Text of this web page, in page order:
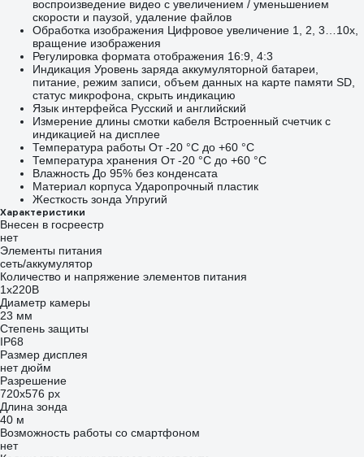
воспроизведение видео с увеличением / уменьшением
скорости и паузой, удаление файлов
Обработка изображения Цифровое увеличение 1, 2, 3…10х,
вращение изображения
Регулировка формата отображения 16:9, 4:3
Индикация Уровень заряда аккумуляторной батареи,
питание, режим записи, объем данных на карте памяти SD,
статус микрофона, скрыть индикацию
Язык интерфейса Русский и английский
Измерение длины смотки кабеля Встроенный счетчик с
индикацией на дисплее
Температура работы От -20 °C до +60 °C
Температура хранения От -20 °C до +60 °C
Влажность До 95% без конденсата
Материал корпуса Ударопрочный пластик
Жесткость зонда Упругий
Характеристики
Внесен в госреестр
нет
Элементы питания
сеть/аккумулятор
Количество и напряжение элементов питания
1х220B
Диаметр камеры
23 мм
Степень защиты
IP68
Размер дисплея
нет дюйм
Разрешение
720х576 px
Длина зонда
40 м
Возможность работы со смартфоном
нет